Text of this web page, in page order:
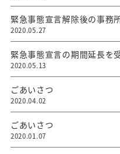
緊急事態宣言解除後の事務
2020.05.27
緊急事態宣言の期間延長を
2020.05.13
ごあいさつ
2020.04.02
ごあいさつ
2020.01.07